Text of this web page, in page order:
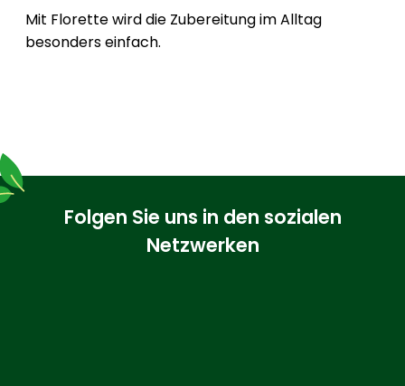
Mit Florette wird die Zubereitung im Alltag
besonders einfach.
Folgen Sie uns in den sozialen
Netzwerken